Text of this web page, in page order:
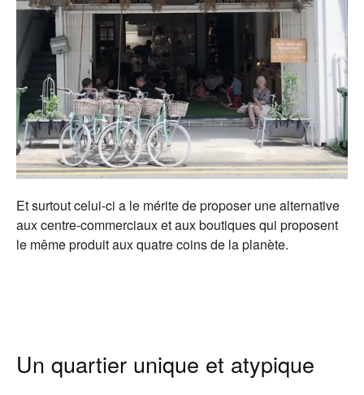
Et surtout celui-ci a le mérite de proposer une alternative
aux centre-commerciaux et aux boutiques qui proposent
le même produit aux quatre coins de la planète.
Un quartier unique et atypique